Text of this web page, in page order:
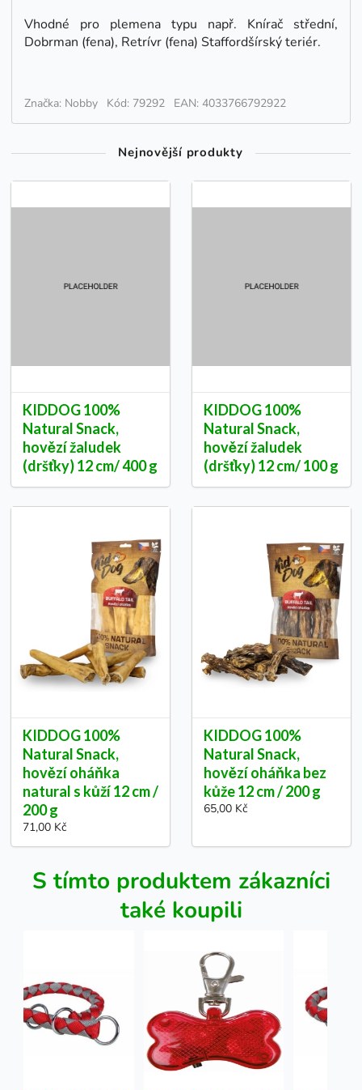
Vhodné pro plemena typu např. Knírač střední,
Dobrman (fena), Retrívr (fena) Staffordšírský teriér.
Značka: Nobby Kód: 79292 EAN: 4033766792922
Nejnovější produkty
KIDDOG 100%
Natural Snack,
hovězí žaludek
(dršťky) 12 cm/ 400 g
KIDDOG 100%
Natural Snack,
hovězí žaludek
(dršťky) 12 cm/ 100 g
KIDDOG 100%
Natural Snack,
hovězí oháňka
natural s kůží 12 cm /
200 g
71,00 Kč
KIDDOG 100%
Natural Snack,
hovězí oháňka bez
kůže 12 cm / 200 g
65,00 Kč
S tímto produktem zákazníci
také koupili